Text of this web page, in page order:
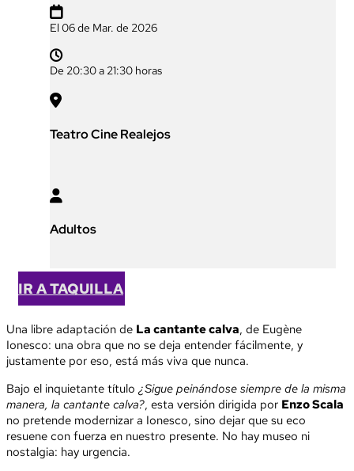

El 06 de Mar. de 2026

De 20:30 a 21:30 horas

Teatro Cine Realejos

Adultos
IR A TAQUILLA
Una libre adaptación de La cantante calva, de Eugène
Ionesco: una obra que no se deja entender fácilmente, y
justamente por eso, está más viva que nunca.
Bajo el inquietante título ¿Sigue peinándose siempre de la misma
manera, la cantante calva?, esta versión dirigida por Enzo Scala
no pretende modernizar a Ionesco, sino dejar que su eco
resuene con fuerza en nuestro presente. No hay museo ni
nostalgia: hay urgencia.